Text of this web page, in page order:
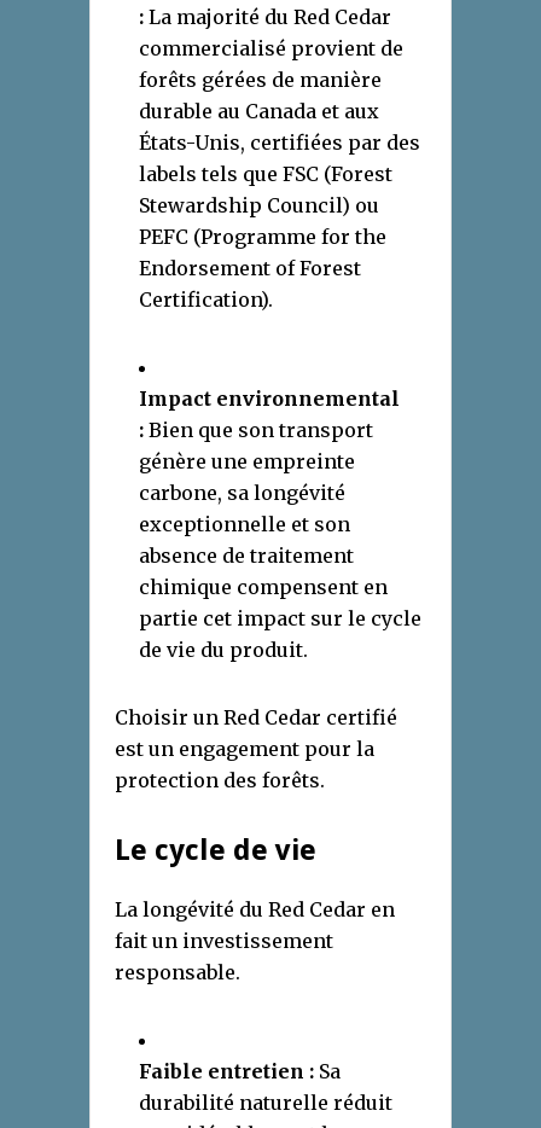
: La majorité du Red Cedar
commercialisé provient de
forêts gérées de manière
durable au Canada et aux
États-Unis, certifiées par des
labels tels que FSC (Forest
Stewardship Council) ou
PEFC (Programme for the
Endorsement of Forest
Certification).
Impact environnemental
: Bien que son transport
génère une empreinte
carbone, sa longévité
exceptionnelle et son
absence de traitement
chimique compensent en
partie cet impact sur le cycle
de vie du produit.
Choisir un Red Cedar certifié
est un engagement pour la
protection des forêts.
Le cycle de vie
La longévité du Red Cedar en
fait un investissement
responsable.
Faible entretien : Sa
durabilité naturelle réduit